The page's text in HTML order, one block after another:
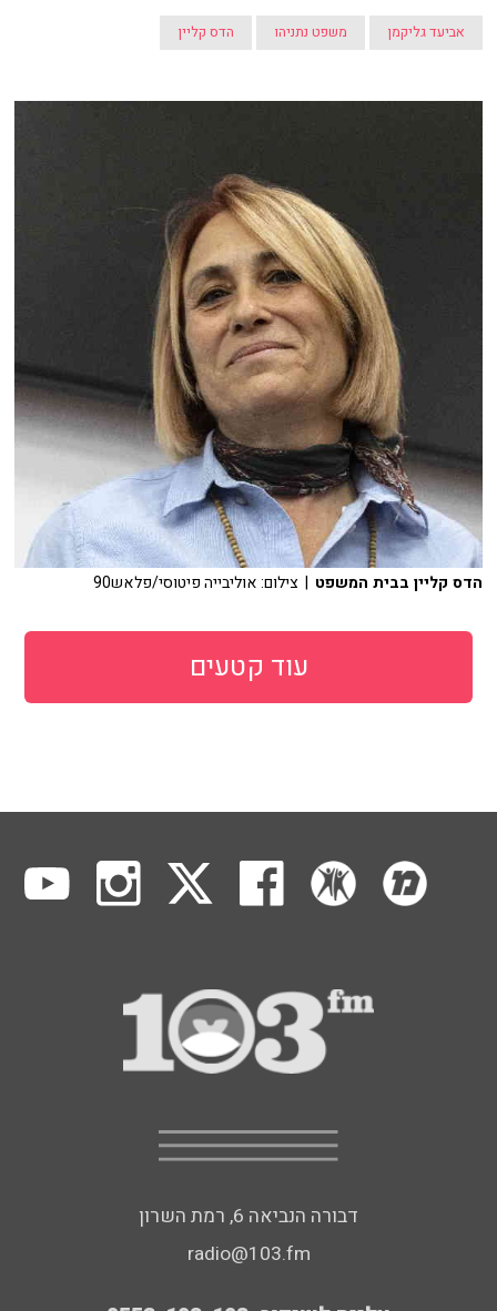
אביעד גליקמן משפט נתניהו הדס קליין
הדס קליין בבית המשפט | צילום: אוליבייה פיטוסי/פלאש90
עוד קטעים
דבורה הנביאה 6, רמת השרון
radio@103.fm